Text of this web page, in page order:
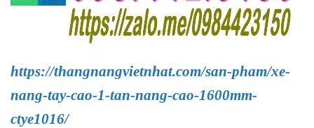
https://thangnangvietnhat.com/san-pham/xe-
nang-tay-cao-1-tan-nang-cao-1600mm-
ctye1016/